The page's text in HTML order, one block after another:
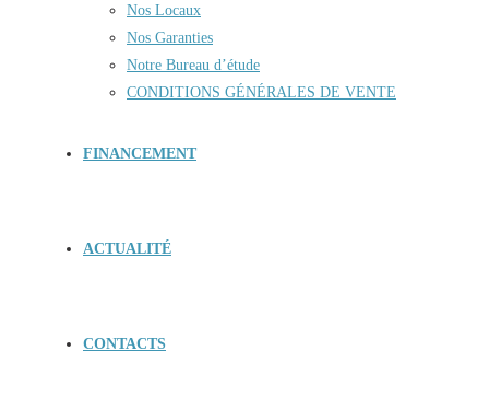
Nos Locaux
Nos Garanties
Notre Bureau d’étude
CONDITIONS GÉNÉRALES DE VENTE
FINANCEMENT
ACTUALITÉ
CONTACTS